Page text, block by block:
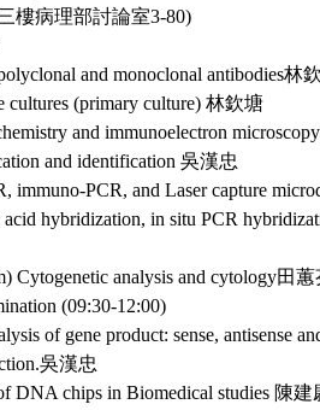
樓病理部討論室3-80)
and monoclonal antibodies林
cultures (primary culture) 林欽塘
and immunoelectron
and identification 吳漢忠
immuno-PCR, and Laser capture
hybridization, in situ PCR
Cytogenetic analysis and cytology田
(09:30-12:00)
of gene product: sense, antisense
吳漢忠
DNA chips in Biomedical studies 陳建